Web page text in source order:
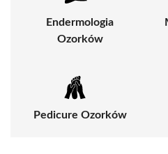
Endermologia
Ozorków
Pedicure Ozorków